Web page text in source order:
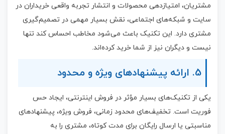
مشتریان، امتیازدهی محصولات و انتشار تجربه واقعی خریداران در
سایت و شبکه‌های اجتماعی، نقش بسیار مهمی در تصمیم‌گیری
مشتری دارد. این تکنیک باعث می‌شود مخاطب احساس کند تنها
نیست و دیگران نیز از شما خرید کرده‌اند.
5. ارائه پیشنهادهای ویژه و محدود
یکی از تکنیک‌های بسیار مؤثر در فروش اینترنتی، ایجاد حس
فوریت است. تخفیف‌های محدود زمانی، فروش ویژه، پیشنهادهای
مناسبتی یا ارسال رایگان برای مدت کوتاه، مشتری را به